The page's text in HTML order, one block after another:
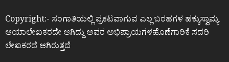
Copyright:- ಸಂಗಾತಿಯಲ್ಲಿ ಪ್ರಕಟವಾಗುವ ಎಲ್ಲ ಬರಹಗಳ ಹಕ್ಕುಸ್ವಾಮ್ಯ
ಆಯಾಲೇಖಕರದೇ ಆಗಿದ್ದು ಅವರ ಅಭಿಪ್ರಾಯಗಳಹೊಣೆಗಾರಿಕೆ ಸದರಿ
ಲೇಖಕರದೆ ಆಗಿರುತ್ತದೆ